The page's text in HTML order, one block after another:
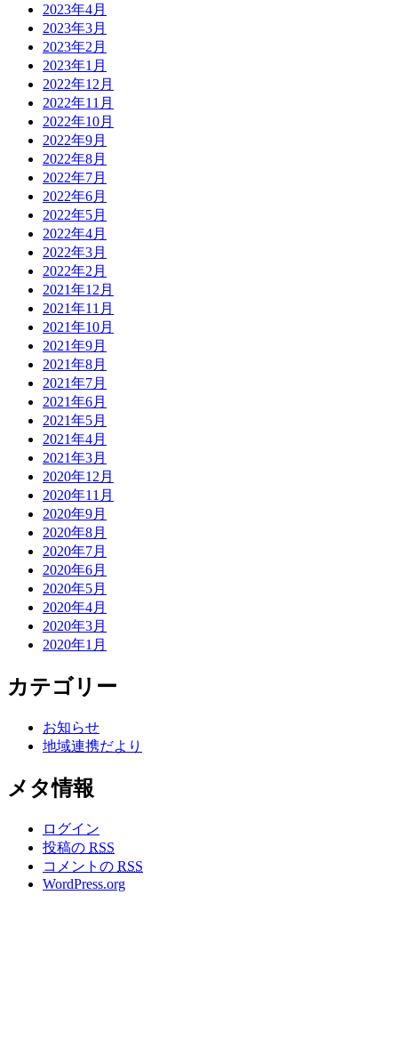
2023年4月
2023年3月
2023年2月
2023年1月
2022年12月
2022年11月
2022年10月
2022年9月
2022年8月
2022年7月
2022年6月
2022年5月
2022年4月
2022年3月
2022年2月
2021年12月
2021年11月
2021年10月
2021年9月
2021年8月
2021年7月
2021年6月
2021年5月
2021年4月
2021年3月
2020年12月
2020年11月
2020年9月
2020年8月
2020年7月
2020年6月
2020年5月
2020年4月
2020年3月
2020年1月
カテゴリー
お知らせ
地域連携だより
メタ情報
ログイン
投稿の RSS
コメントの RSS
WordPress.org